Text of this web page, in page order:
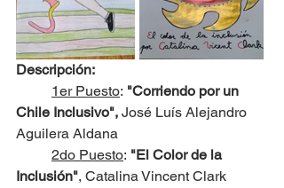
Descripción:
1er Puesto: "Corriendo por un
Chile Inclusivo", José Luís Alejandro
Aguilera Aldana
2do Puesto: "El Color de la
Inclusión", Catalina Vincent Clark